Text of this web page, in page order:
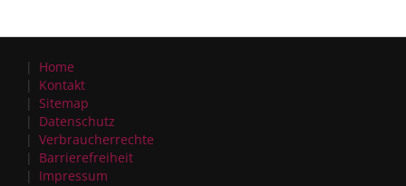
Home
Kontakt
Sitemap
Datenschutz
Verbraucherrechte
Barrierefreiheit
Impressum